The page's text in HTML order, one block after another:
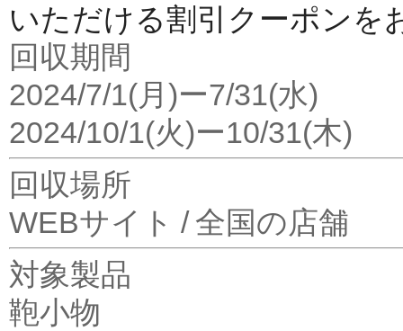
いただける割引クーポンを
回収期間
2024/7/1(月)ー7/31(水)
2024/10/1(火)ー10/31(木)
回収場所
WEBサイト / 全国の店舗
対象製品
鞄小物